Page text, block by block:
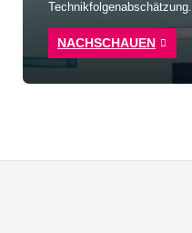
Technikfolgenabschätzung.
NACHSCHAUEN